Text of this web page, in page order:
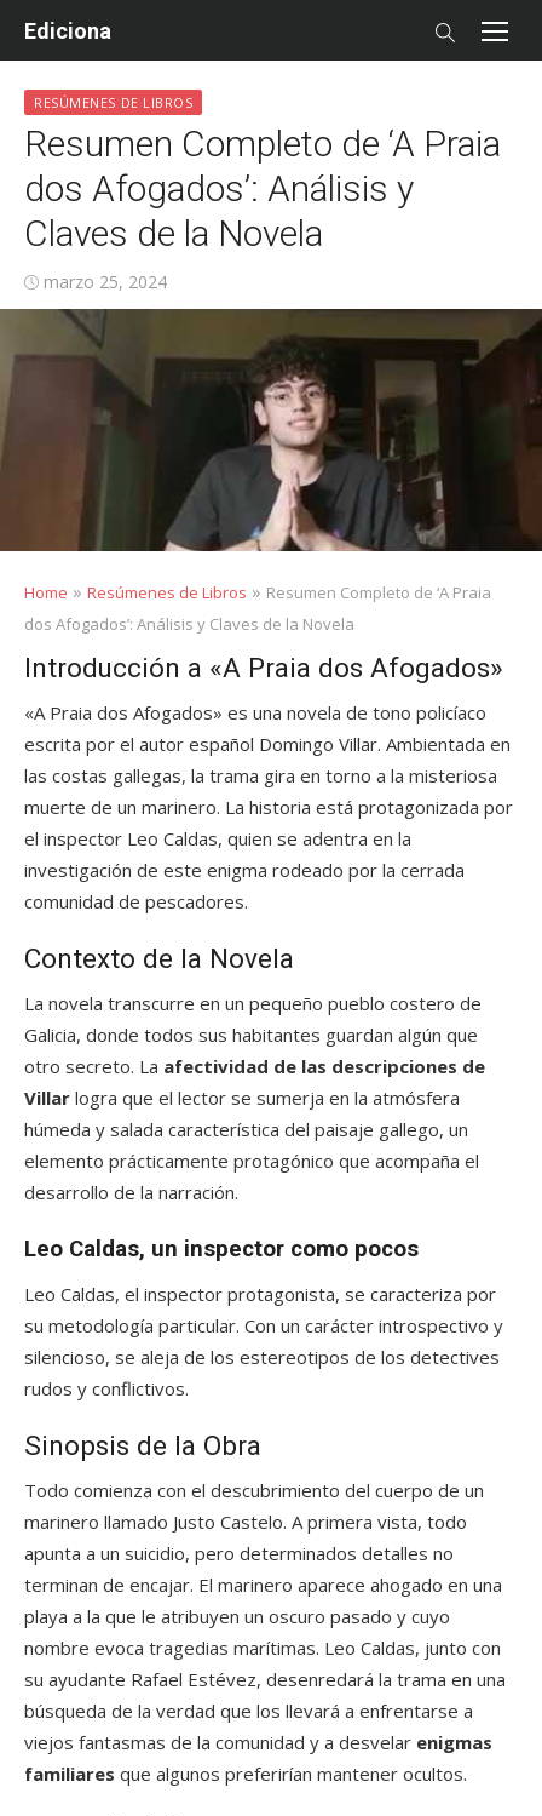
Ediciona
RESÚMENES DE LIBROS
Resumen Completo de ‘A Praia
dos Afogados’: Análisis y
Claves de la Novela
Posted
on
marzo 25, 2024
Home » Resúmenes de Libros » Resumen Completo de ‘A Praia
dos Afogados’: Análisis y Claves de la Novela
Introducción a «A Praia dos Afogados»
«A Praia dos Afogados» es una novela de tono policíaco
escrita por el autor español Domingo Villar. Ambientada en
las costas gallegas, la trama gira en torno a la misteriosa
muerte de un marinero. La historia está protagonizada por
el inspector Leo Caldas, quien se adentra en la
investigación de este enigma rodeado por la cerrada
comunidad de pescadores.
Contexto de la Novela
La novela transcurre en un pequeño pueblo costero de
Galicia, donde todos sus habitantes guardan algún que
otro secreto. La afectividad de las descripciones de
Villar logra que el lector se sumerja en la atmósfera
húmeda y salada característica del paisaje gallego, un
elemento prácticamente protagónico que acompaña el
desarrollo de la narración.
Leo Caldas, un inspector como pocos
Leo Caldas, el inspector protagonista, se caracteriza por
su metodología particular. Con un carácter introspectivo y
silencioso, se aleja de los estereotipos de los detectives
rudos y conflictivos.
Sinopsis de la Obra
Todo comienza con el descubrimiento del cuerpo de un
marinero llamado Justo Castelo. A primera vista, todo
apunta a un suicidio, pero determinados detalles no
terminan de encajar. El marinero aparece ahogado en una
playa a la que le atribuyen un oscuro pasado y cuyo
nombre evoca tragedias marítimas. Leo Caldas, junto con
su ayudante Rafael Estévez, desenredará la trama en una
búsqueda de la verdad que los llevará a enfrentarse a
viejos fantasmas de la comunidad y a desvelar enigmas
familiares que algunos preferirían mantener ocultos.